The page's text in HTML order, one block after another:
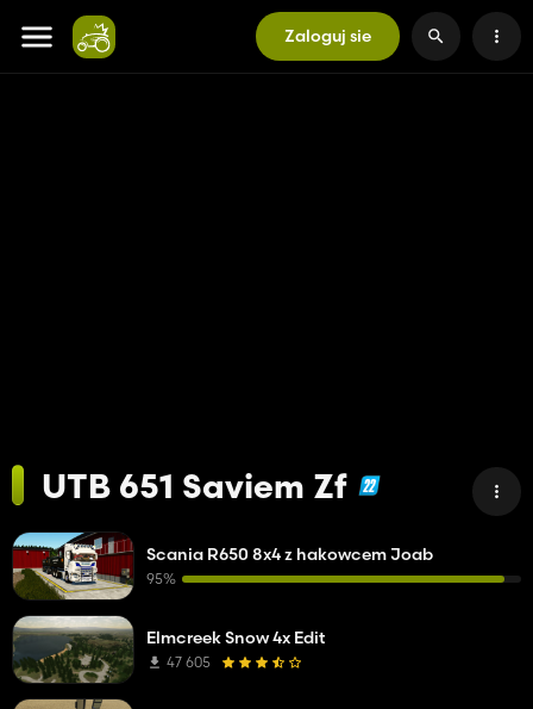
Zaloguj sie
UTB 651 Saviem Zf
Scania R650 8x4 z hakowcem Joab
95%
Elmcreek Snow 4x Edit
47 605